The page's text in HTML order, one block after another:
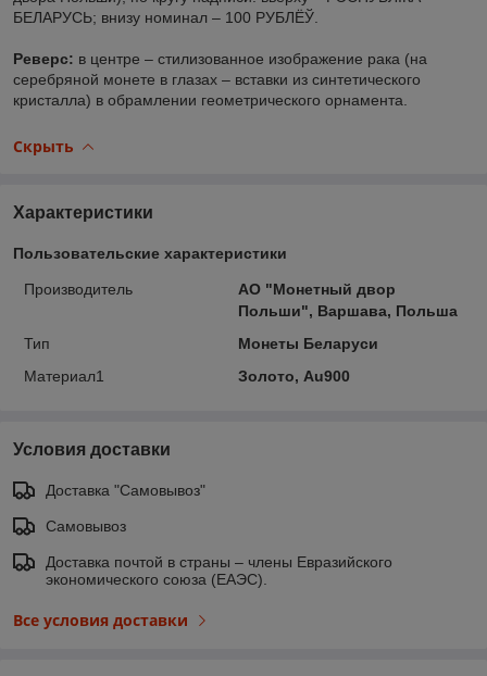
БЕЛАРУСЬ; внизу номинал – 100 РУБЛЁЎ.
Реверс: в центре – стилизованное изображение рака (на
серебряной монете в глазах – вставки из синтетического
кристалла) в обрамлении геометрического орнамента.
Скрыть
Характеристики
Пользовательские характеристики
Производитель
АО "Монетный двор
Польши", Варшава, Польша
Тип
Монеты Беларуси
Материал1
Золото, Au900
Условия доставки
Доставка "Самовывоз"
Самовывоз
Доставка почтой в страны – члены Евразийского
экономического союза (ЕАЭС).
Все условия доставки